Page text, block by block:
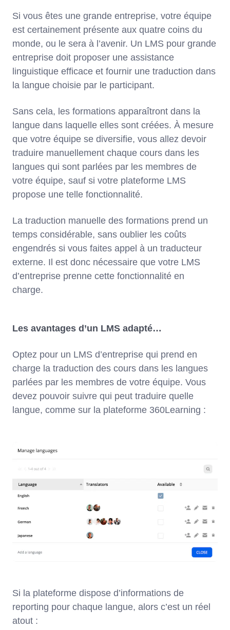
Si vous êtes une grande entreprise, votre équipe
est certainement présente aux quatre coins du
monde, ou le sera à l’avenir. Un LMS pour grande
entreprise doit proposer une assistance
linguistique efficace et fournir une traduction dans
la langue choisie par le participant.
Sans cela, les formations apparaîtront dans la
langue dans laquelle elles sont créées. À mesure
que votre équipe se diversifie, vous allez devoir
traduire manuellement chaque cours dans les
langues qui sont parlées par les membres de
votre équipe, sauf si votre plateforme LMS
propose une telle fonctionnalité.
La traduction manuelle des formations prend un
temps considérable, sans oublier les coûts
engendrés si vous faites appel à un traducteur
externe. Il est donc nécessaire que votre LMS
d’entreprise prenne cette fonctionnalité en
charge.
Les avantages d’un LMS adapté…
Optez pour un LMS d’entreprise qui prend en
charge la traduction des cours dans les langues
parlées par les membres de votre équipe. Vous
devez pouvoir suivre qui peut traduire quelle
langue, comme sur la plateforme 360Learning :
Si la plateforme dispose d’informations de
reporting pour chaque langue, alors c’est un réel
atout :